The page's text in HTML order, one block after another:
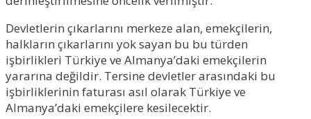
Devletlerin çıkarlarını merkeze alan, emekçilerin,
halkların çıkarlarını yok sayan bu bu türden
işbirlikleri Türkiye ve Almanya’daki emekçilerin
yararına değildir. Tersine devletler arasındaki bu
işbirliklerinin faturası asıl olarak Türkiye ve
Almanya’daki emekçilere kesilecektir.